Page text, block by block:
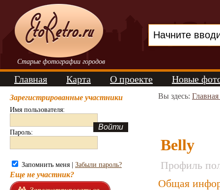
Старые фотографии городов
Главная Карта О проекте Новые
Зарегистрированные участники
Имя пользователя:
Пароль:
Запомнить меня | Забыли пароль?
Еще не участник?
Вы здесь:
Belly
Профиль
Общая